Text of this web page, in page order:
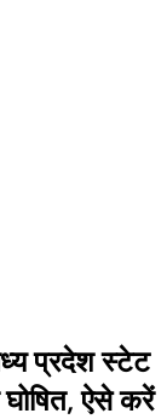
प्रदेश स्टेट
घोषित, ऐसे करें